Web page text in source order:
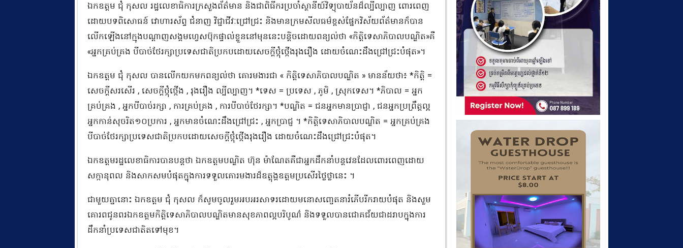
ឯកឧត្តម ជុំ កុសល រដ្ឋលេខាធិការក្រសួងព័ត៌មាន និងជាពិធីករប្រចាំស្ថានីយ៍វិទ្យុបាយ័នដ៏ល្បីល្បាញ ពោរពេញ
ដោយបទពិសោធន៍ វោហារស័ព្ទ ជំនាញ វិជ្ជាជីវៈជ្រៅជ្រះ និងមានក្រមសីលធម៌ខ្ពស់ផ្នែកវិស័យព័ត៌មានក៏បាន
លើកឡើងនៅក្មុងបណ្ដាញសង្គមហ្វេសប៊ុកផ្ទាល់ខ្លួននៅមុននេះបន្តិចដោយពន្យល់ថា «កិត្តិទេសាភិបាលបណ្ឌិត»គឺ
«អ្នកគ្រប់គ្រង បីបាច់ថែរក្សាប្រទេសជាតិប្រកបដោយសេចក្តីថ្កុំថ្កើងរុងរឿង ដោយចំណេះដឹងជ្រៅជ្រះបំផុត»។
ឯកឧត្តម ជុំ កុសល បានលើកយកមកពន្យល់ថា គោរមងារជា « កិត្តិទេសាភិបាលបណ្ឌិត » មានន័យថា៖ *កិត្តិ =
សេចក្តីសរសើរ , សេចក្តីថ្កុំថ្កើង , រុងរឿង ល្បីល្បាញ។ *ទេស = ប្រទេស , ភូមិ , ស្រុកទេស។ *ភិបាល = អ្នក
គ្រប់គ្រង , អ្នកបីបាច់រក្សា , ការគ្រប់គ្រង , ការបីបាច់ថែរក្សា។ *បណ្ឌិត = ជនអ្នកមានប្រាជ្ញា , ជនអ្នកប្រព្រឹត្តល្អ
អ្នកកាន់សុចរិត១០ប្រការ , អ្នកមានចំណេះដឹងជ្រៅជ្រះ , អ្នកប្រាជ្ញ ។ *កិត្តិទេសាភិបាលបណ្ឌិត = អ្នកគ្រប់គ្រង
បីបាច់ថែរក្សាប្រទេសជាតិប្រកបដោយសេចក្តីថ្កុំថ្កើងរុងរឿង ដោយចំណេះដឹងជ្រៅជ្រះបំផុត។
ឯកឧត្តមរដ្ឋលេខាធិការបានបន្តថា ឯកឧត្តមបណ្ឌិត ហ៊ុន ម៉ាណែតគឺជាអ្នកដឹកនាំបន្តវេនដែលពោរពេញដោយ
សក្កានុពល និងសាកសមបំផុតក្នុងការទទួលគោរមងារដ៏ឧត្តុង្គឧត្តមប្រសើរថ្លៃថ្លានេះ ។
ជាមួយគ្នានោះ ឯកឧត្តម ជុំ កុសល ក៏សូមចូលរួមអបអរសាទរដោយមនោសញ្ចេតនារំភើបរីករាយបំផុត និងសួម
គោរពជូនពរឯកឧត្តមកិត្តិទេសាភិបាលបណ្ឌិតមានសុខភាពល្អបរិបូណ៌ និងទទួលបានជោគជ័យជាដរាបក្នុងការ
ដឹកនាំប្រទេសជាតិតទៅមុខ។